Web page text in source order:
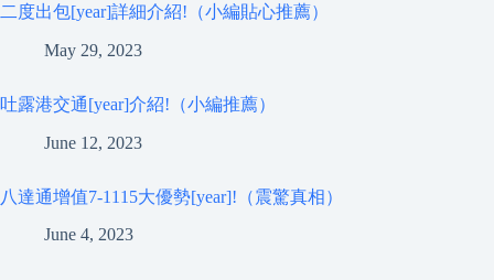
二度出包[year]詳細介紹!（小編貼心推薦）
May 29, 2023
吐露港交通[year]介紹!（小編推薦）
June 12, 2023
八達通增值7-1115大優勢[year]!（震驚真相）
June 4, 2023